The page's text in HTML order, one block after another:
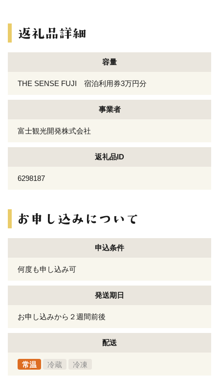
容量
THE SENSE FUJI 宿泊利用券3万円分
事業者
富士観光開発株式会社
返礼品ID
6298187
申込条件
何度も申し込み可
発送期日
お申し込みから２週間前後
配送
常温 冷蔵 冷凍